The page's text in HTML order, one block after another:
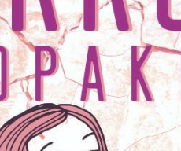
Topaketak –
Arrosaren 20